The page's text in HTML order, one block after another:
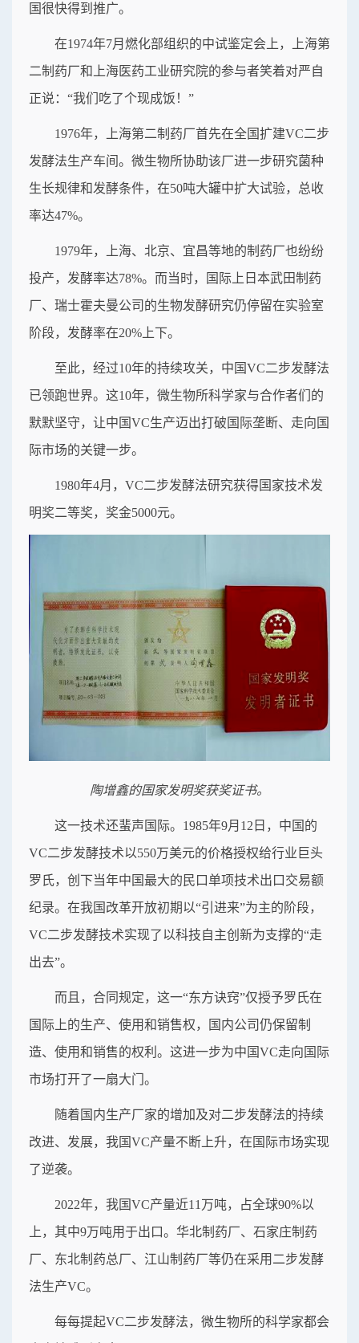
国很快得到推广。
在1974年7月燃化部组织的中试鉴定会上，上海第
二制药厂和上海医药工业研究院的参与者笑着对严自
正说：“我们吃了个现成饭！”
1976年，上海第二制药厂首先在全国扩建VC二步
发酵法生产车间。微生物所协助该厂进一步研究菌种
生长规律和发酵条件，在50吨大罐中扩大试验，总收
率达47%。
1979年，上海、北京、宜昌等地的制药厂也纷纷
投产，发酵率达78%。而当时，国际上日本武田制药
厂、瑞士霍夫曼公司的生物发酵研究仍停留在实验室
阶段，发酵率在20%上下。
至此，经过10年的持续攻关，中国VC二步发酵法
已领跑世界。这10年，微生物所科学家与合作者们的
默默坚守，让中国VC生产迈出打破国际垄断、走向国
际市场的关键一步。
1980年4月，VC二步发酵法研究获得国家技术发
明奖二等奖，奖金5000元。
陶增鑫的国家发明奖获奖证书。
这一技术还蜚声国际。1985年9月12日，中国的
VC二步发酵技术以550万美元的价格授权给行业巨头
罗氏，创下当年中国最大的民口单项技术出口交易额
纪录。在我国改革开放初期以“引进来”为主的阶段，
VC二步发酵技术实现了以科技自主创新为支撑的“走
出去”。
而且，合同规定，这一“东方诀窍”仅授予罗氏在
国际上的生产、使用和销售权，国内公司仍保留制
造、使用和销售的权利。这进一步为中国VC走向国际
市场打开了一扇大门。
随着国内生产厂家的增加及对二步发酵法的持续
改进、发展，我国VC产量不断上升，在国际市场实现
了逆袭。
2022年，我国VC产量近11万吨，占全球90%以
上，其中9万吨用于出口。华北制药厂、石家庄制药
厂、东北制药总厂、江山制药厂等仍在采用二步发酵
法生产VC。
每每提起VC二步发酵法，微生物所的科学家都会